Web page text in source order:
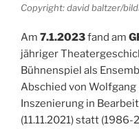
Copyright: david baltzer/
Am 7.1.2023fand am
jähriger
Bühnenspiel als
Abschied von Wolfgang
Inszenierung in
(11.11.2021) statt